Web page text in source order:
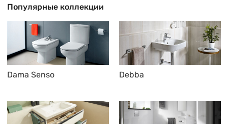
Популярные коллекции
Dama Senso Debba